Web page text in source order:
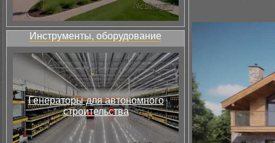
Инструменты, оборудование
Генераторы для автономного
строительства